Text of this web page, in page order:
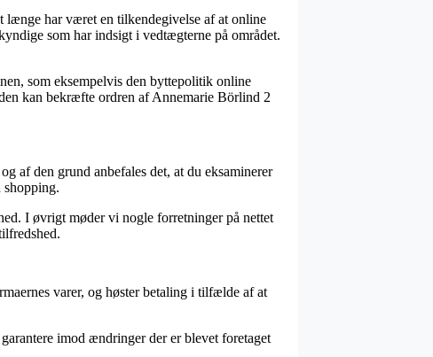
længe har været en tilkendegivelse af at online
som har indsigt i vedtægterne på området.
som eksempelvis den byttepolitik online
kan bekræfte ordren af Annemarie Börlind 2
af den grund anbefales det, at du eksaminerer
I øvrigt møder vi nogle forretninger på nettet
varer, og høster betaling i tilfælde af at
imod ændringer der er blevet foretaget